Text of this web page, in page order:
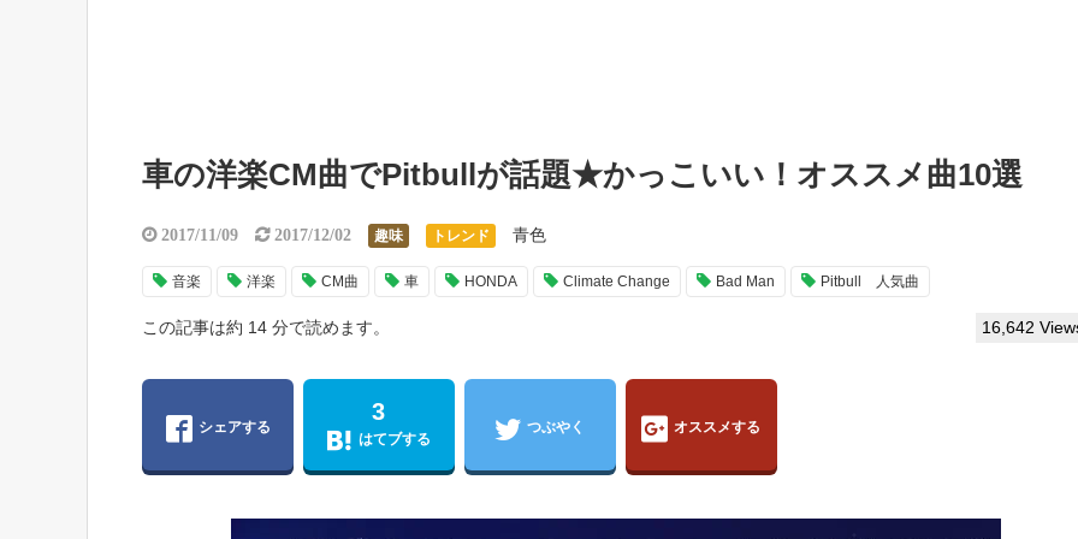
車の洋楽CM曲でPitbullが話題★かっこいい！オススメ曲10選
2017/11/09 2017/12/02 趣味 トレンド 青色
音楽 洋楽 CM曲 車 HONDA Climate Change Bad Man Pitbull 人気曲
この記事は約 14 分で読めます。 16,642
シェアする
3
はてブする
つぶやく オススメする